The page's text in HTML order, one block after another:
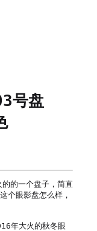
号盘
的一个盘子，简直
个眼影盘怎么样，
年大火的秋冬眼